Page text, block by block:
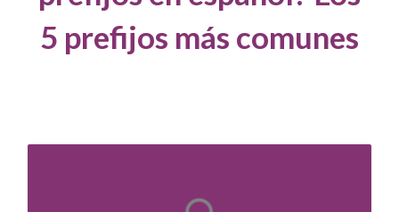
5 prefijos más comunes